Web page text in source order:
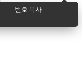
번호 복사